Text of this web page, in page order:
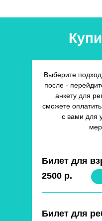
Выберите
после -
анкету для
сможете
с вами для
Билет для
Билет для
2500 р.